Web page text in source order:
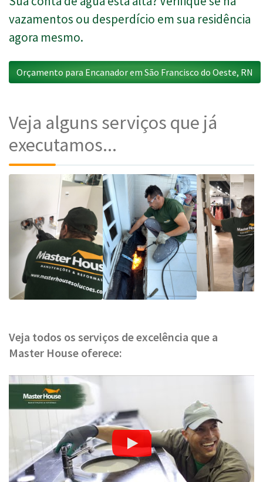
vazamentos ou desperdício em sua residência
agora mesmo.
Orçamento para Encanador em São Francisco do Oeste, RN
Veja alguns serviços que já
executamos...
Veja todos os serviços de excelência que a
Master House oferece: